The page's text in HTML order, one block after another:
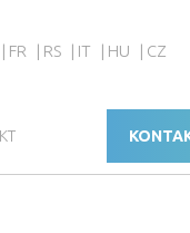
FR RS IT HU CZ